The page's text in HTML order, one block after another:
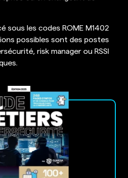
sous les codes ROME M1402
possibles sont des postes
risk manager ou RSSI